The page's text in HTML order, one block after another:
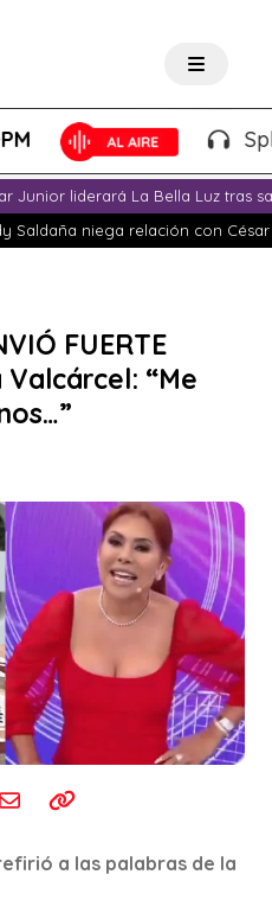
Junior liderará La Bella Luz tras
Saldaña niega relación con
FUERTE
Valcárcel: “Me
a las palabras de la